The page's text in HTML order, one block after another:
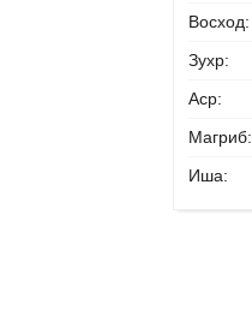
Восход:
Зухр:
Аср:
Магриб:
Иша: